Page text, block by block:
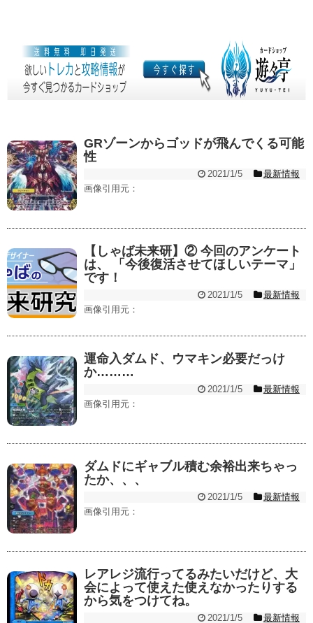
GRゾーンからゴッドが飛んでくる可能
性
2021/1/5
最新情報
画像引用元：
【しゃば未来研】② 今回のアンケート
は、 「今後復活させてほしいテーマ」
です！
2021/1/5
最新情報
画像引用元：
運命入ダムド、ウマキン必要だっけ
か………
2021/1/5
最新情報
画像引用元：
ダムドにギャブル積む余裕出来ちゃっ
たか、、、
2021/1/5
最新情報
画像引用元：
レアレジ流行ってるみたいだけど、大
会によって使えた使えなかったりする
から気をつけてね。
2021/1/5 最新情報